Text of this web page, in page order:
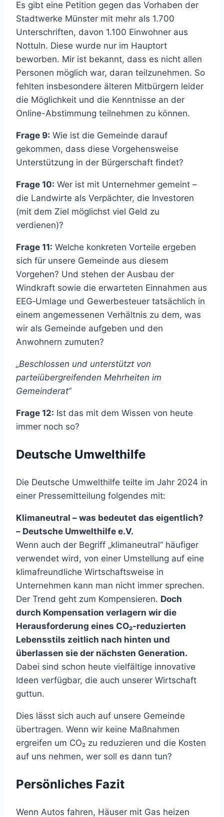
Es gibt eine Petition gegen das Vorhaben der
Stadtwerke Münster mit mehr als 1.700
Unterschriften, davon 1.100 Einwohner aus
Nottuln. Diese wurde nur im Hauptort
beworben. Mir ist bekannt, dass es nicht allen
Personen möglich war, daran teilzunehmen. So
fehlten insbesondere älteren Mitbürgern leider
die Möglichkeit und die Kenntnisse an der
Online-Abstimmung teilnehmen zu können.
Frage 9: Wie ist die Gemeinde darauf
gekommen, dass diese Vorgehensweise
Unterstützung in der Bürgerschaft findet?
Frage 10: Wer ist mit Unternehmer gemeint –
die Landwirte als Verpächter, die Investoren
(mit dem Ziel möglichst viel Geld zu
verdienen)?
Frage 11: Welche konkreten Vorteile ergeben
sich für unsere Gemeinde aus diesem
Vorgehen? Und stehen der Ausbau der
Windkraft sowie die erwarteten Einnahmen aus
EEG‑Umlage und Gewerbesteuer tatsächlich in
einem angemessenen Verhältnis zu dem, was
wir als Gemeinde aufgeben und den
Anwohnern zumuten?
„Beschlossen und unterstützt von
parteiübergreifenden Mehrheiten im
Gemeinderat“
Frage 12: Ist das mit dem Wissen von heute
immer noch so?
Deutsche Umwelthilfe
Die Deutsche Umwelthilfe teilte im Jahr 2024 in
einer Pressemitteilung folgendes mit:
Klimaneutral – was bedeutet das eigentlich?
– Deutsche Umwelthilfe e.V.
Wenn auch der Begriff „klimaneutral“ häufiger
verwendet wird, von einer Umstellung auf eine
klimafreundliche Wirtschaftsweise in
Unternehmen kann man nicht immer sprechen.
Der Trend geht zum Kompensieren. Doch
durch Kompensation verlagern wir die
Herausforderung eines CO₂‑reduzierten
Lebensstils zeitlich nach hinten und
überlassen sie der nächsten Generation.
Dabei sind schon heute vielfältige innovative
Ideen verfügbar, die auch unserer Wirtschaft
guttun.
Dies lässt sich auch auf unsere Gemeinde
übertragen. Wenn wir keine Maßnahmen
ergreifen um CO₂ zu reduzieren und die Kosten
auf uns nehmen, wer soll es dann tun?
Persönliches Fazit
Wenn Autos fahren, Häuser mit Gas heizen